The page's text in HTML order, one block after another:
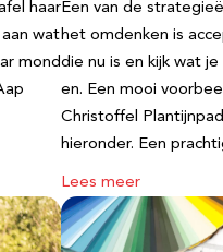
haar
wat
mond
Een van de
het omdenken is
die nu is en kijk wat
en. Een mooi
Christoffel
hieronder. Een
Lees meer